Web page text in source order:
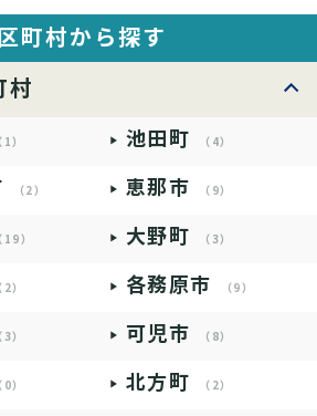
町村から探す
村
1） 池田町 （4）
（2） 恵那市 （9）
19） 大野町 （3）
2） 各務原市 （9）
3） 可児市 （8）
0） 北方町 （2）